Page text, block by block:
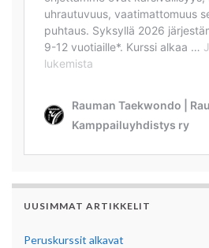
UUSIMMAT ARTIKKELIT
Peruskurssit alkavat